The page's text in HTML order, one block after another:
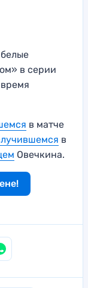
в серии
в матче
в
Овечкина.